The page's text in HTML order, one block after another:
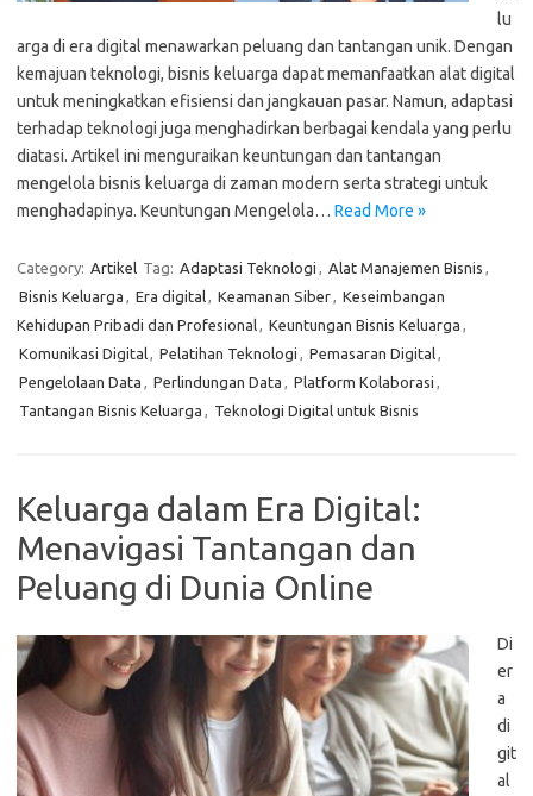
lu
arga di era digital menawarkan peluang dan tantangan unik. Dengan
kemajuan teknologi, bisnis keluarga dapat memanfaatkan alat digital
untuk meningkatkan efisiensi dan jangkauan pasar. Namun, adaptasi
terhadap teknologi juga menghadirkan berbagai kendala yang perlu
diatasi. Artikel ini menguraikan keuntungan dan tantangan
mengelola bisnis keluarga di zaman modern serta strategi untuk
menghadapinya. Keuntungan Mengelola… Read More »
Category: Artikel Tag: Adaptasi Teknologi , Alat Manajemen Bisnis ,
Bisnis Keluarga , Era digital, Keamanan Siber, Keseimbangan
Kehidupan Pribadi dan Profesional, Keuntungan Bisnis Keluarga ,
Komunikasi Digital, Pelatihan Teknologi , Pemasaran Digital,
Pengelolaan Data , Perlindungan Data , Platform Kolaborasi ,
Tantangan Bisnis Keluarga , Teknologi Digital untuk Bisnis
Keluarga dalam Era Digital:
Menavigasi Tantangan dan
Peluang di Dunia Online
Di
er
a
di
git
al